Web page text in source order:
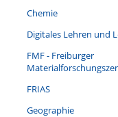
Chemie
Digitales Lehren und
FMF - Freiburger
FRIAS
Geographie